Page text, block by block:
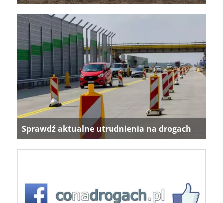
Sprawdź aktualne utrudnienia na drogach